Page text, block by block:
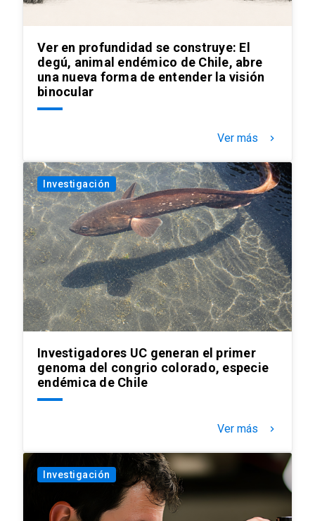
Ver en profundidad se construye: El
degú, animal endémico de Chile, abre
una nueva forma de entender la visión
binocular
Ver más keyboard_arrow_right
Investigación
Investigadores UC generan el primer
genoma del congrio colorado, especie
endémica de Chile
Ver más keyboard_arrow_right
Investigación